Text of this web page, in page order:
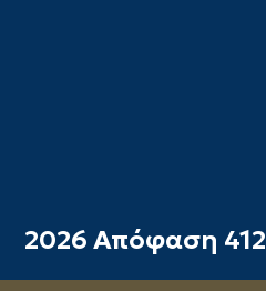
2026 Απόφαση 412